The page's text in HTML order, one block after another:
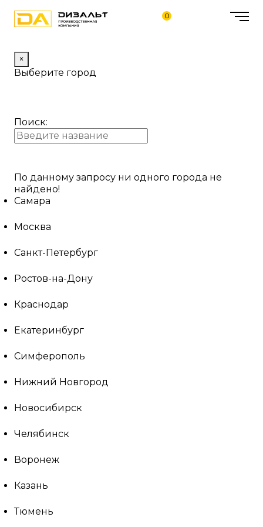
0
×
Выберите город
Поиск:
По данному запросу ни одного города не
найдено!
Самара
Москва
Санкт-Петербург
Ростов-на-Дону
Краснодар
Екатеринбург
Симферополь
Нижний Новгород
Новосибирск
Челябинск
Воронеж
Казань
Тюмень